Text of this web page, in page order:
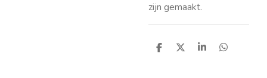
zijn gemaakt.
D
D
S
D